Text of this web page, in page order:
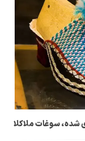
سوغات ملاکلا